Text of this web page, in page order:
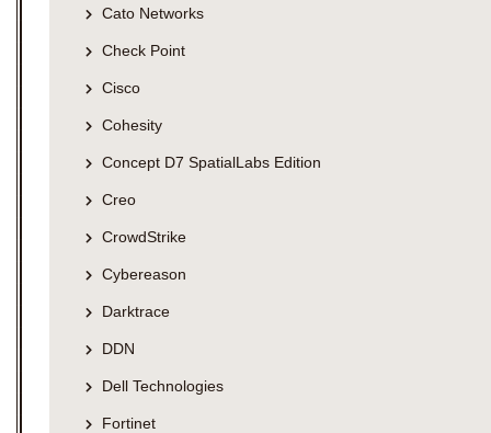
Cato Networks
Check Point
Cisco
Cohesity
Concept D7 SpatialLabs Edition
Creo
CrowdStrike
Cybereason
Darktrace
DDN
Dell Technologies
Fortinet